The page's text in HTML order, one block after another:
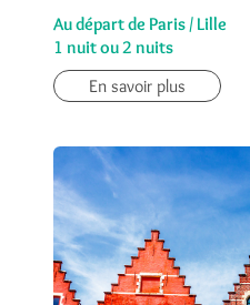
Au départ de Paris / Lille
1 nuit ou 2 nuits
En savoir plus